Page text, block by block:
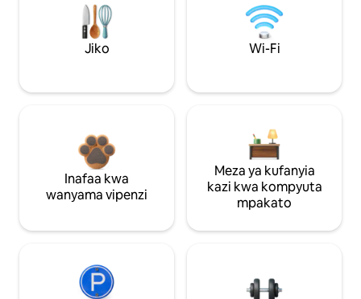
Jiko Wi-Fi
Inafaa kwa
wanyama vipenzi
Meza ya kufanyia
kazi kwa kompyuta
mpakato